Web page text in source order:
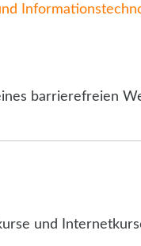
barrierefreien
und